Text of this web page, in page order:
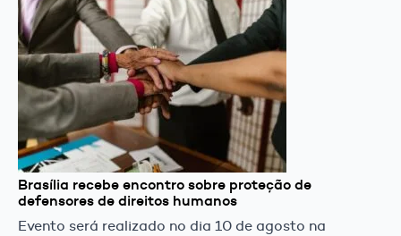
Brasília recebe encontro sobre proteção de
defensores de direitos humanos
Evento será realizado no dia 10 de agosto na